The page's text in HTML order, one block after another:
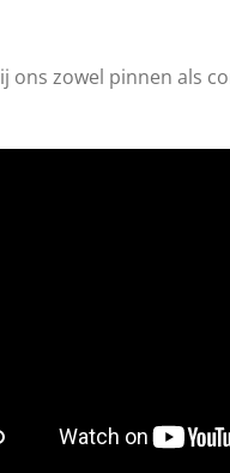
ons zowel pinnen als